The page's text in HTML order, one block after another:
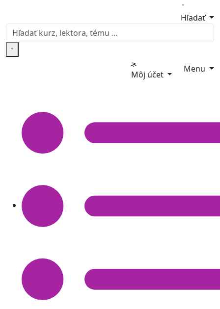
Hľadať
Môj účet
Menu